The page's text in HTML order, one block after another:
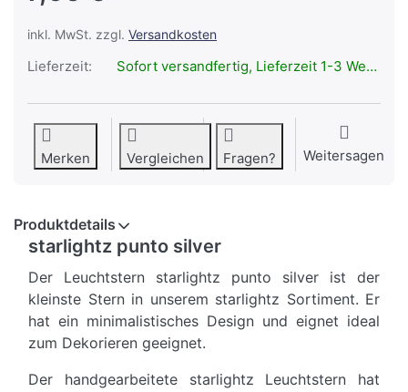
inkl. MwSt. zzgl. Versandkosten
Lieferzeit: Sofort versandfertig, Lieferzeit 1-3 Werktage.
Merken Vergleichen Fragen? Weitersagen
Produktdetails
starlightz punto silver
Der Leuchtstern starlightz punto silver ist der
kleinste Stern in unserem starlightz Sortiment. Er
hat ein minimalistisches Design und eignet ideal
zum Dekorieren geeignet.
Der handgearbeitete starlightz Leuchtstern hat